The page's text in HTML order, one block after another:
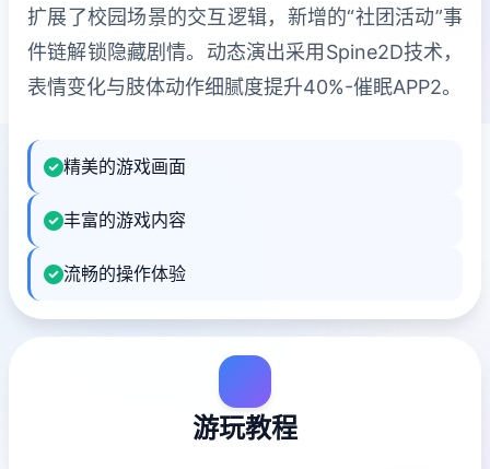
扩展了校园场景的交互逻辑，新增的“社团活动”事
件链解锁隐藏剧情。动态演出采用Spine2D技术，
表情变化与肢体动作细腻度提升40%-催眠APP2。
精美的游戏画面
丰富的游戏内容
流畅的操作体验
游玩教程